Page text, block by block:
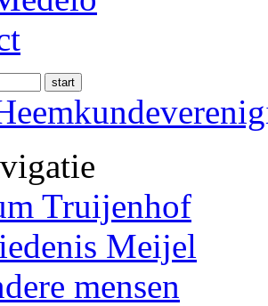
start
Truijenhof
Meijel
mensen